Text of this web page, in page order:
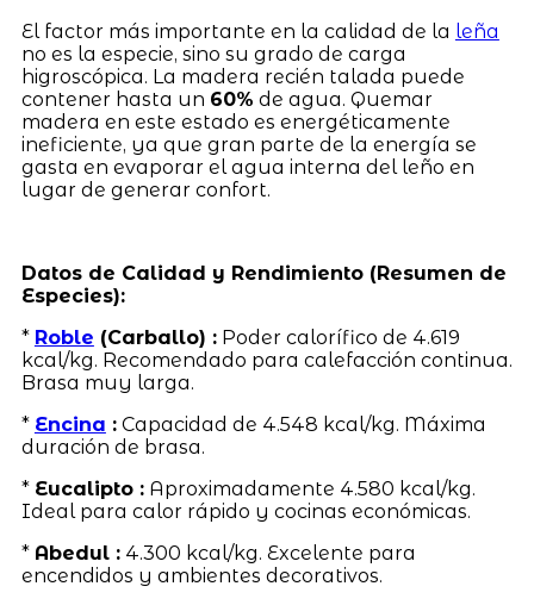
El factor más importante en la calidad de la leña
no es la especie, sino su grado de carga
higroscópica. La madera recién talada puede
contener hasta un 60% de agua. Quemar
madera en este estado es energéticamente
ineficiente, ya que gran parte de la energía se
gasta en evaporar el agua interna del leño en
lugar de generar confort.
Datos de Calidad y Rendimiento (Resumen de
Especies):
* Roble (Carballo) :Poder calorífico de 4.619
kcal/kg. Recomendado para calefacción continua.
Brasa muy larga.
* Encina :Capacidad de 4.548 kcal/kg. Máxima
duración de brasa.
* Eucalipto :Aproximadamente 4.580 kcal/kg.
Ideal para calor rápido y cocinas económicas.
* Abedul :4.300 kcal/kg. Excelente para
encendidos y ambientes decorativos.